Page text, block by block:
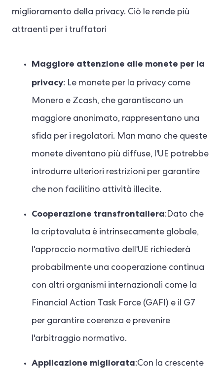
miglioramento della privacy. Ciò le rende più
attraenti per i truffatori
Maggiore attenzione alle monete per la
privacy: Le monete per la privacy come
Monero e Zcash, che garantiscono un
maggiore anonimato, rappresentano una
sfida per i regolatori. Man mano che queste
monete diventano più diffuse, l'UE potrebbe
introdurre ulteriori restrizioni per garantire
che non facilitino attività illecite.
Cooperazione transfrontaliera:Dato che
la criptovaluta è intrinsecamente globale,
l'approccio normativo dell'UE richiederà
probabilmente una cooperazione continua
con altri organismi internazionali come la
Financial Action Task Force (GAFI) e il G7
per garantire coerenza e prevenire
l'arbitraggio normativo.
Applicazione migliorata:Con la crescente